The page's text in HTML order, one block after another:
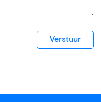
Verstuur